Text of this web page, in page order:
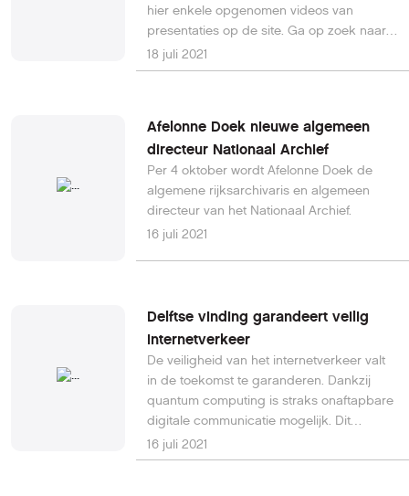
hier enkele opgenomen videos van
presentaties op de site. Ga op zoek naar
je eigen voorouders met Cristel Stolk van
Streekarchief Midden-Holland. Zij legt uit
deel 3. De rest van dit artikel is alleen
beschikbaar voor HCC-leden. Ben je HCC-
lid? Om het gehele artikel te lezen dien je
ingelogd te zijn. Je kunt inloggen door je
HCC-gebruikersnaam en wachtwoord in te
vullen in de daarvoor bestemde velden
18 juli 2021
Afelonne Doek nieuwe algemeen
directeur Nationaal Archief
Per 4 oktober wordt Afelonne Doek de
algemene rijksarchivaris en algemeen
directeur van het Nationaal Archief.
16 juli 2021
Delftse vinding garandeert veilig
internetverkeer
De veiligheid van het internetverkeer valt
in de toekomst te garanderen. Dankzij
quantum computing is straks onaftapbare
digitale communicatie mogelijk. Dit
volledig veilig berichtenverkeer kan over
dezelfde glasvezelverbinding
16 juli 2021